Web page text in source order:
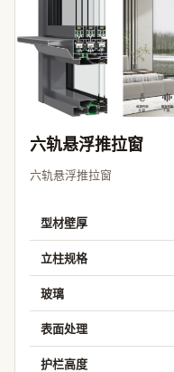
六轨悬浮推拉窗
六轨悬浮推拉窗
型材壁厚
立柱规格
玻璃
表面处理
护栏高度